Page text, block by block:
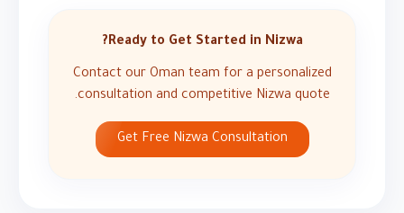
Ready to Get Started in Nizwa?
Contact our Oman team for a personalized
consultation and competitive Nizwa quote.
Get Free Nizwa Consultation